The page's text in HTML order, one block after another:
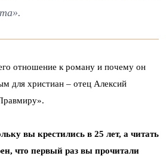
отношение к роману и почему он
для христиан – отец Алексий
вы крестились в 25 лет, а читать
что первый раз вы прочитали